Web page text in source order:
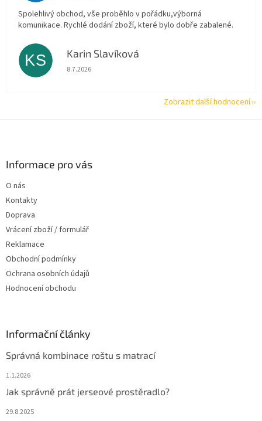
Spolehlivý obchod, vše proběhlo v pořádku,výborná
komunikace. Rychlé dodání zboží, které bylo dobře zabalené.
KS Karin Slavíková
Hodnocení obchodu je 5 z 5 hvězdiček.
8.7.2026
Zobrazit další hodnocení
Informace pro vás
O nás
Kontakty
Doprava
Vrácení zboží / formulář
Reklamace
Obchodní podmínky
Ochrana osobních údajů
Hodnocení obchodu
Informační články
Správná kombinace roštu s matrací
1.1.2026
Jak správně prát jerseové prostěradlo?
29.8.2025